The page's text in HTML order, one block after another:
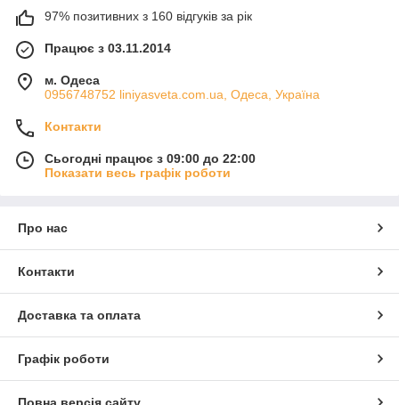
97% позитивних з 160 відгуків за рік
Працює з 03.11.2014
м. Одеса
0956748752 liniyasveta.com.ua, Одеса, Україна
Контакти
Сьогодні працює з 09:00 до 22:00
Показати весь графік роботи
Про нас
Контакти
Доставка та оплата
Графік роботи